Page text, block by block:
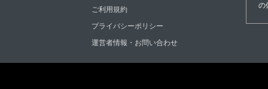
ご利用規約
プライバシーポリシー
運営者情報・お問い合わせ
の